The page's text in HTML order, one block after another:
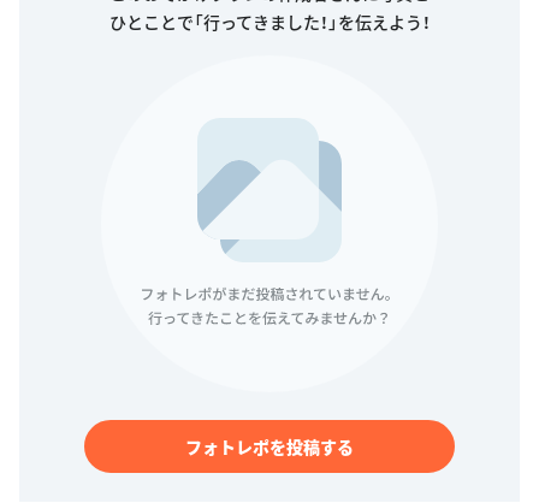
ひとことで「行ってきました！」を伝えよう！
フォトレポを投稿する